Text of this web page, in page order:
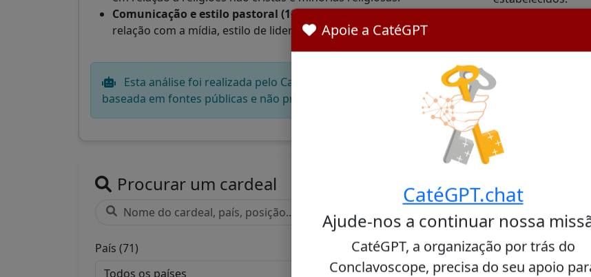
Comunicação e estilo pastoral (10%):Tom usado em público,
relação com a mídia, estilo de liderança e administração.
Muito
tradicional em
Esta análise foi realizada pelo CatéGPT, uma inteligência artificial especializada em
baseada em fontes públicas e não pretende representar as opiniões pessoais ou privadas
Procurar um cardeal
País (71) Ano do consistório
Apoie a CatéGPT
CatéGPT.chat
Ajude-nos a continuar nossa
CatéGPT, a organização por trás do
Conclavoscope, precisa do seu apoio